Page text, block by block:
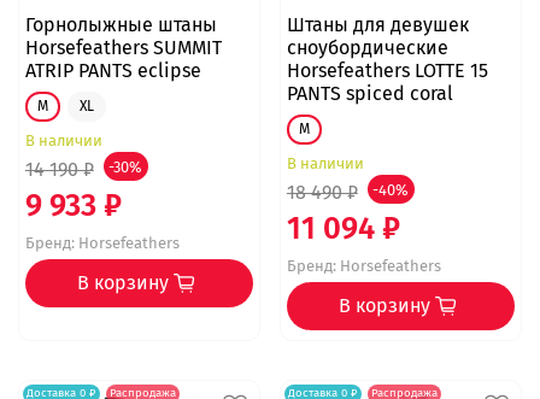
Горнолыжные штаны
Horsefeathers SUMMIT
ATRIP PANTS eclipse
M XL
В наличии
14 190 ₽ -30%
9 933 ₽
Бренд:Horsefeathers
В корзину
Штаны для девушек
сноубордические
Horsefeathers LOTTE 15
PANTS spiced coral
M
В наличии
18 490 ₽ -40%
11 094 ₽
Бренд:Horsefeathers
В корзину
Доставка 0 ₽ Распродажа Доставка 0 ₽ Распродажа